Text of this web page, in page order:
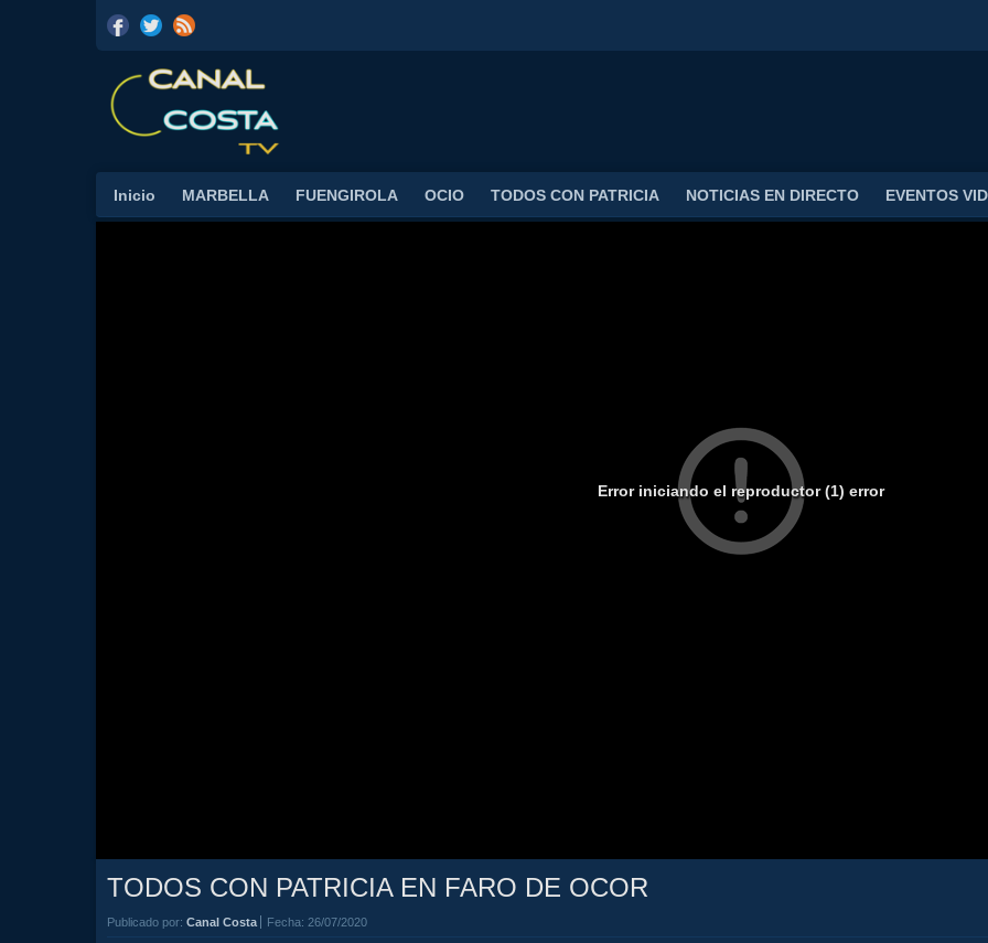
Inicio MARBELLA FUENGIROLA OCIO TODOS CON PATRICIA NOTICIAS EN DIRECTO EVENTOS
Error iniciando el reproductor (1) error
TODOS CON PATRICIA EN FARO DE OCOR
Publicado por: Canal Costa Fecha: 26/07/2020